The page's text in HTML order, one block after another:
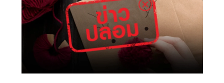
ภัยอาชญากรรมทางเทคโนโลยี ข่าวปลอม และข้อมูลบิดเบือน